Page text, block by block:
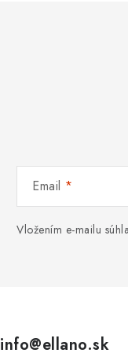
Email
Vložením e-mailu
info@ellano.sk